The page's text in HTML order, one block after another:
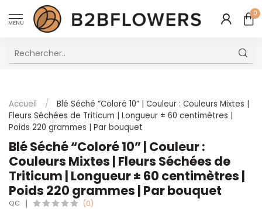
MENU
0
Accueil /
Blé Séché “Coloré 10” | Couleur : Couleurs Mixtes |
Fleurs Séchées de Triticum | Longueur ± 60 centimètres |
Poids 220 grammes | Par bouquet
Blé Séché “Coloré 10” | Couleur :
Couleurs Mixtes | Fleurs Séchées de
Triticum | Longueur ± 60 centimètres |
Poids 220 grammes | Par bouquet
QC (0)